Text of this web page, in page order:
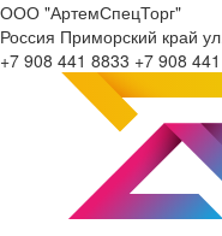
ООО "АртемСпецТорг"
Россия Приморский край
+7 908 441 8833 +7 908